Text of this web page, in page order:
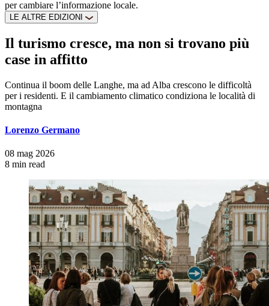
per cambiare l’informazione locale.
LE ALTRE EDIZIONI
Il turismo cresce, ma non si trovano più
case in affitto
Continua il boom delle Langhe, ma ad Alba crescono le difficoltà
per i residenti. E il cambiamento climatico condiziona le località di
montagna
Lorenzo Germano
08 mag 2026
8 min read